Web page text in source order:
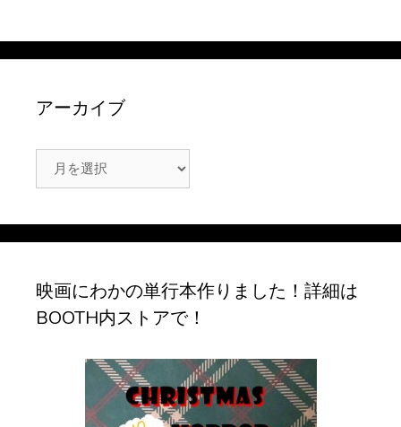
アーカイブ
ー
映画にわかの単行本作りました！詳細は
BOOTH内ストアで！